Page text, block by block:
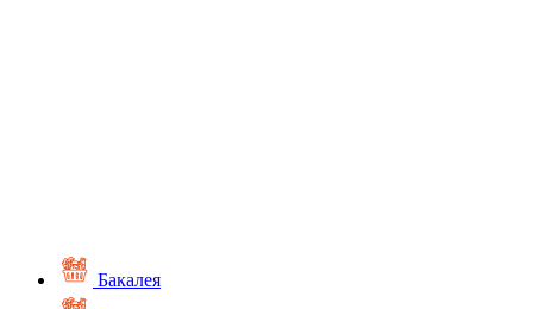
Бакалея